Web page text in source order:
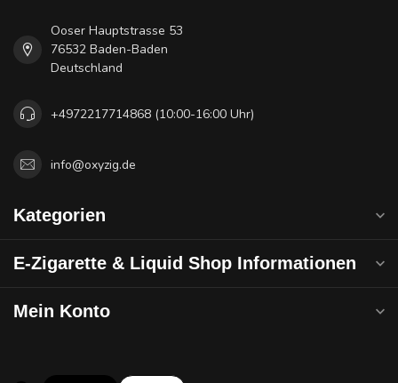
Ooser Hauptstrasse 53
76532 Baden-Baden
Deutschland
+4972217714868 (10:00-16:00 Uhr)
info@oxyzig.de
Kategorien
E-Zigarette & Liquid Shop Informationen
Mein Konto